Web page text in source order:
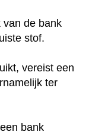
van de bank
stof.
vereist een
ter
bank